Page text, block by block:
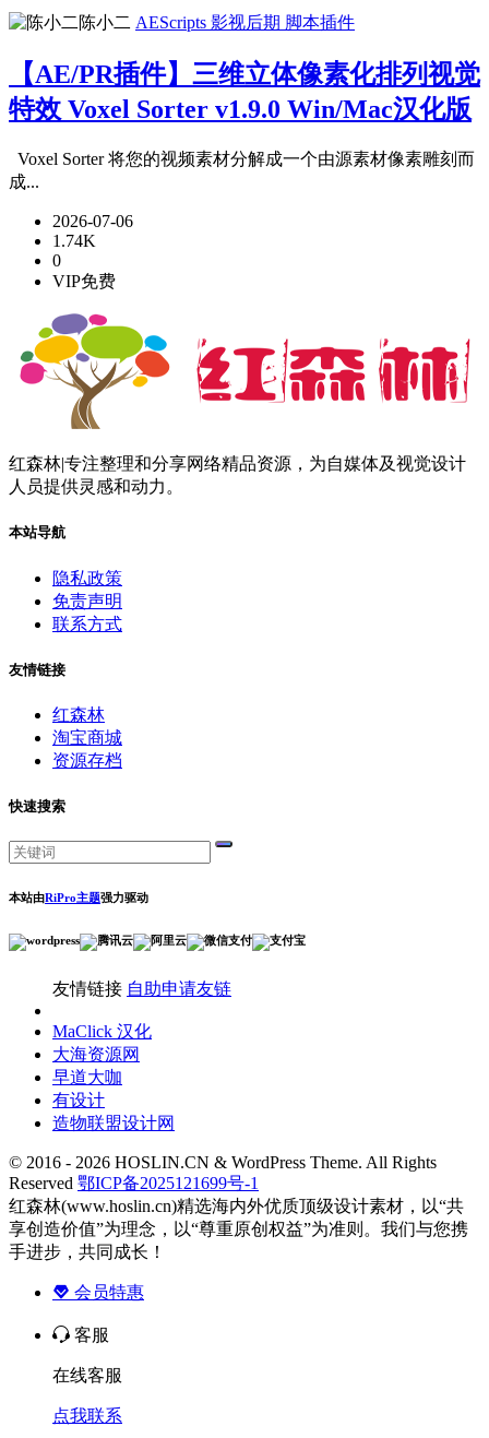
陈小二 AEScripts 影视后期 脚本插件
【AE/PR插件】三维立体像素化排列视觉
特效 Voxel Sorter v1.9.0 Win/Mac汉化版
Voxel Sorter 将您的视频素材分解成一个由源素材像素雕刻而
成...
2026-07-06
1.74K
0
VIP免费
红森林|专注整理和分享网络精品资源，为自媒体及视觉设计
人员提供灵感和动力。
本站导航
隐私政策
免责声明
联系方式
友情链接
红森林
淘宝商城
资源存档
快速搜索
本站由RiPro主题强力驱动
友情链接 自助申请友链
MaClick 汉化
大海资源网
早道大咖
有设计
造物联盟设计网
© 2016 - 2026 HOSLIN.CN & WordPress Theme. All Rights
Reserved 鄂ICP备2025121699号-1
红森林(www.hoslin.cn)精选海内外优质顶级设计素材，以“共
享创造价值”为理念，以“尊重原创权益”为准则。我们与您携
手进步，共同成长！
会员特惠
客服
在线客服
点我联系